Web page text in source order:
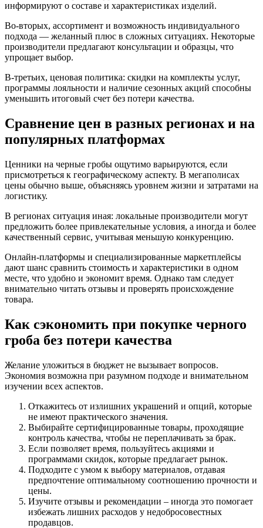
информируют о составе и характеристиках изделий.
Во-вторых, ассортимент и возможность индивидуального
подхода — желанный плюс в сложных ситуациях. Некоторые
производители предлагают консультации и образцы, что
упрощает выбор.
В-третьих, ценовая политика: скидки на комплекты услуг,
программы лояльности и наличие сезонных акций способны
уменьшить итоговый счет без потери качества.
Сравнение цен в разных регионах и на
популярных платформах
Ценники на черные гробы ощутимо варьируются, если
присмотреться к географическому аспекту. В мегаполисах
цены обычно выше, объясняясь уровнем жизни и затратами на
логистику.
В регионах ситуация иная: локальные производители могут
предложить более привлекательные условия, а иногда и более
качественный сервис, учитывая меньшую конкуренцию.
Онлайн-платформы и специализированные маркетплейсы
дают шанс сравнить стоимость и характеристики в одном
месте, что удобно и экономит время. Однако там следует
внимательно читать отзывы и проверять происхождение
товара.
Как сэкономить при покупке черного
гроба без потери качества
Желание уложиться в бюджет не вызывает вопросов.
Экономия возможна при разумном подходе и внимательном
изучении всех аспектов.
Откажитесь от излишних украшений и опций, которые
не имеют практического значения.
Выбирайте сертифицированные товары, проходящие
контроль качества, чтобы не переплачивать за брак.
Если позволяет время, пользуйтесь акциями и
программами скидок, которые предлагает рынок.
Подходите с умом к выбору материалов, отдавая
предпочтение оптимальному соотношению прочности и
цены.
Изучите отзывы и рекомендации – иногда это помогает
избежать лишних расходов у недобросовестных
продавцов.